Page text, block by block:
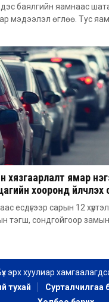
баялгийн яамнаас
мэдээлэл өглөө. Тус
хязгаарлалт ямар
хооронд үйлчлэх
есдүгээр сарын 12
тэгш, сондгойгоор
эрх хуулиар
тухай
Сурталчилгаа